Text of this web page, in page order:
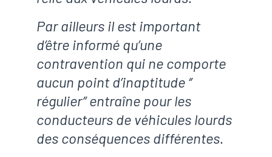
Par ailleurs il est important
d’être informé qu’une
contravention qui ne comporte
aucun point d’inaptitude ‘’
régulier’’ entraîne pour les
conducteurs de véhicules lourds
des conséquences différentes.